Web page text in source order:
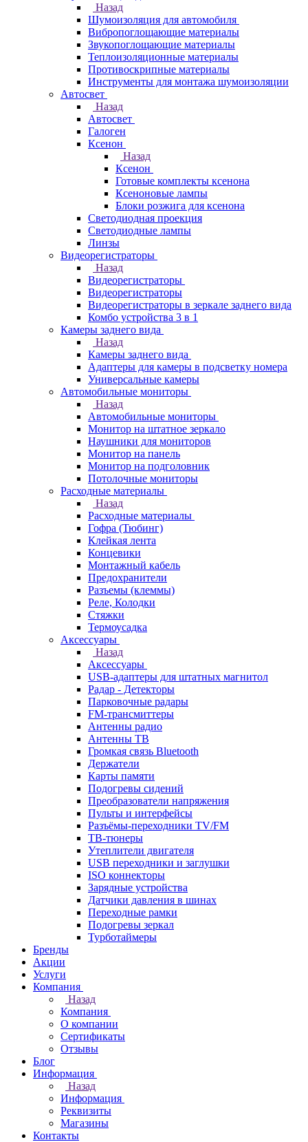
Назад
Шумоизоляция для автомобиля
Вибропоглощающие материалы
Звукопоглощающие материалы
Теплоизоляционные материалы
Противоскрипные материалы
Инструменты для монтажа шумоизоляции
Автосвет
Назад
Автосвет
Галоген
Ксенон
Назад
Ксенон
Готовые комплекты ксенона
Ксеноновые лампы
Блоки розжига для ксенона
Светодиодная проекция
Светодиодные лампы
Линзы
Видеорегистраторы
Назад
Видеорегистраторы
Видеорегистраторы
Видеорегистраторы в зеркале заднего вида
Комбо устройства 3 в 1
Камеры заднего вида
Назад
Камеры заднего вида
Адаптеры для камеры в подсветку номера
Универсальные камеры
Автомобильные мониторы
Назад
Автомобильные мониторы
Монитор на штатное зеркало
Наушники для мониторов
Монитор на панель
Монитор на подголовник
Потолочные мониторы
Расходные материалы
Назад
Расходные материалы
Гофра (Тюбинг)
Клейкая лента
Концевики
Монтажный кабель
Предохранители
Разъемы (клеммы)
Реле, Колодки
Стяжки
Термоусадка
Аксессуары
Назад
Аксессуары
USB-адаптеры для штатных магнитол
Радар - Детекторы
Парковочные радары
FM-трансмиттеры
Антенны радио
Антенны ТВ
Громкая связь Bluetooth
Держатели
Карты памяти
Подогревы сидений
Преобразователи напряжения
Пульты и интерфейсы
Разъёмы-переходники TV/FM
ТВ-тюнеры
Утеплители двигателя
USB переходники и заглушки
ISO коннекторы
Зарядные устройства
Датчики давления в шинах
Переходные рамки
Подогревы зеркал
Турботаймеры
Бренды
Акции
Услуги
Компания
Назад
Компания
О компании
Сертификаты
Отзывы
Блог
Информация
Назад
Информация
Реквизиты
Магазины
Контакты